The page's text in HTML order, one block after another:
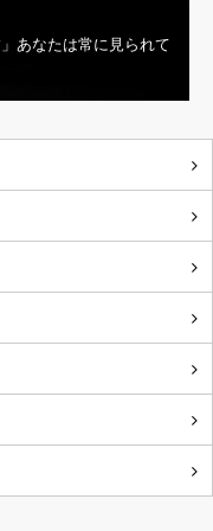
あなたは常に見られて